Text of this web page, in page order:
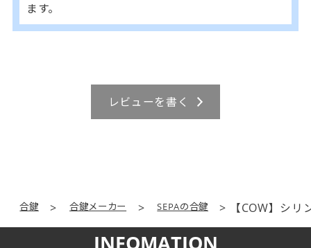
ます。
レビューを書く
合鍵 合鍵メーカー SEPAの合鍵 【COW】シ